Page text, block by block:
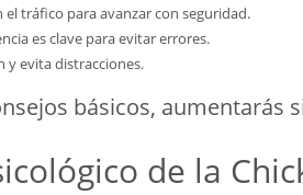
el tráfico para avanzar con seguridad.
es clave para evitar errores.
y evita distracciones.
básicos, aumentarás
de la